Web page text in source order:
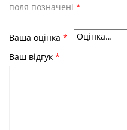
поля позначені *
Ваша оцінка *
Ваш відгук *